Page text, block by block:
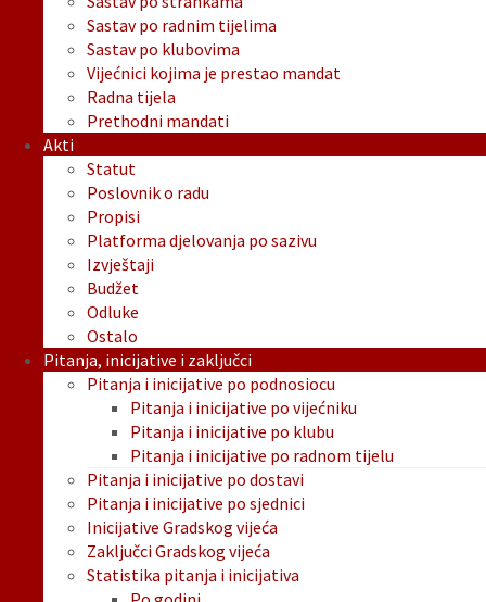
Sastav po radnim tijelima
Sastav po klubovima
Vijećnici kojima je prestao mandat
Radna tijela
Prethodni mandati
Akti
Statut
Poslovnik o radu
Propisi
Platforma djelovanja po sazivu
Izvještaji
Budžet
Odluke
Ostalo
Pitanja, inicijative i zaključci
Pitanja i inicijative po podnosiocu
Pitanja i inicijative po vijećniku
Pitanja i inicijative po klubu
Pitanja i inicijative po radnom tijelu
Pitanja i inicijative po dostavi
Pitanja i inicijative po sjednici
Inicijative Gradskog vijeća
Zaključci Gradskog vijeća
Statistika pitanja i inicijativa